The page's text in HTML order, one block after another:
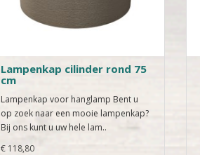
Lampenkap cilinder rond 75
cm
Lampenkap voor hanglamp Bent u
op zoek naar een mooie lampenkap?
Bij ons kunt u uw hele lam..
€ 118,80